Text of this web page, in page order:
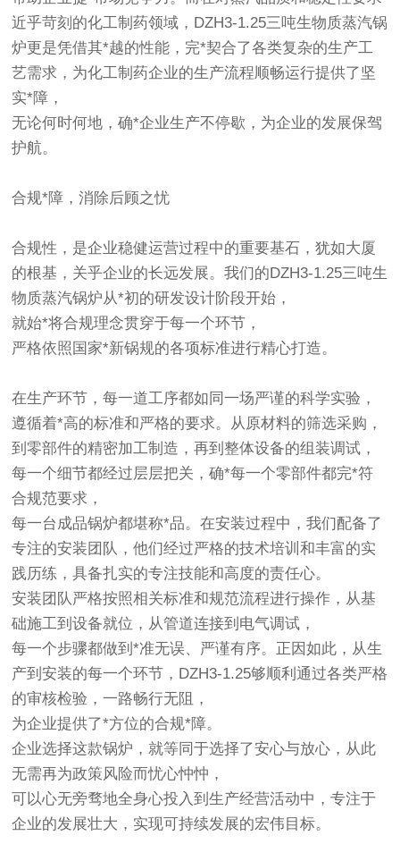
近乎苛刻的化工制药领域，DZH3-1.25三吨生物质蒸汽锅
炉更是凭借其*越的性能，完*契合了各类复杂的生产工
艺需求，为化工制药企业的生产流程顺畅运行提供了坚
实*障，
无论何时何地，确*企业生产不停歇，为企业的发展保驾
护航。
合规*障，消除后顾之忧
合规性，是企业稳健运营过程中的重要基石，犹如大厦
的根基，关乎企业的长远发展。我们的DZH3-1.25三吨生
物质蒸汽锅炉从*初的研发设计阶段开始，
就始*将合规理念贯穿于每一个环节，
严格依照国家*新锅规的各项标准进行精心打造。
在生产环节，每一道工序都如同一场严谨的科学实验，
遵循着*高的标准和严格的要求。从原材料的筛选采购，
到零部件的精密加工制造，再到整体设备的组装调试，
每一个细节都经过层层把关，确*每一个零部件都完*符
合规范要求，
每一台成品锅炉都堪称*品。在安装过程中，我们配备了
专注的安装团队，他们经过严格的技术培训和丰富的实
践历练，具备扎实的专注技能和高度的责任心。
安装团队严格按照相关标准和规范流程进行操作，从基
础施工到设备就位，从管道连接到电气调试，
每一个步骤都做到*准无误、严谨有序。正因如此，从生
产到安装的每一个环节，DZH3-1.25够顺利通过各类严格
的审核检验，一路畅行无阻，
为企业提供了*方位的合规*障。
企业选择这款锅炉，就等同于选择了安心与放心，从此
无需再为政策风险而忧心忡忡，
可以心无旁骛地全身心投入到生产经营活动中，专注于
企业的发展壮大，实现可持续发展的宏伟目标。